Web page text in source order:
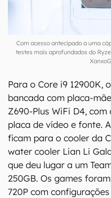
Com acesso antecipado a uma
testes mais aprofundados do
Para o Core i9 12900K,
bancada com placa-
Z690-Plus WiFi D4,
placa de vídeo e fonte.
ficam para o cooler da
water cooler Lian Li
que deu lugar a um
250GB. Os games
720P com